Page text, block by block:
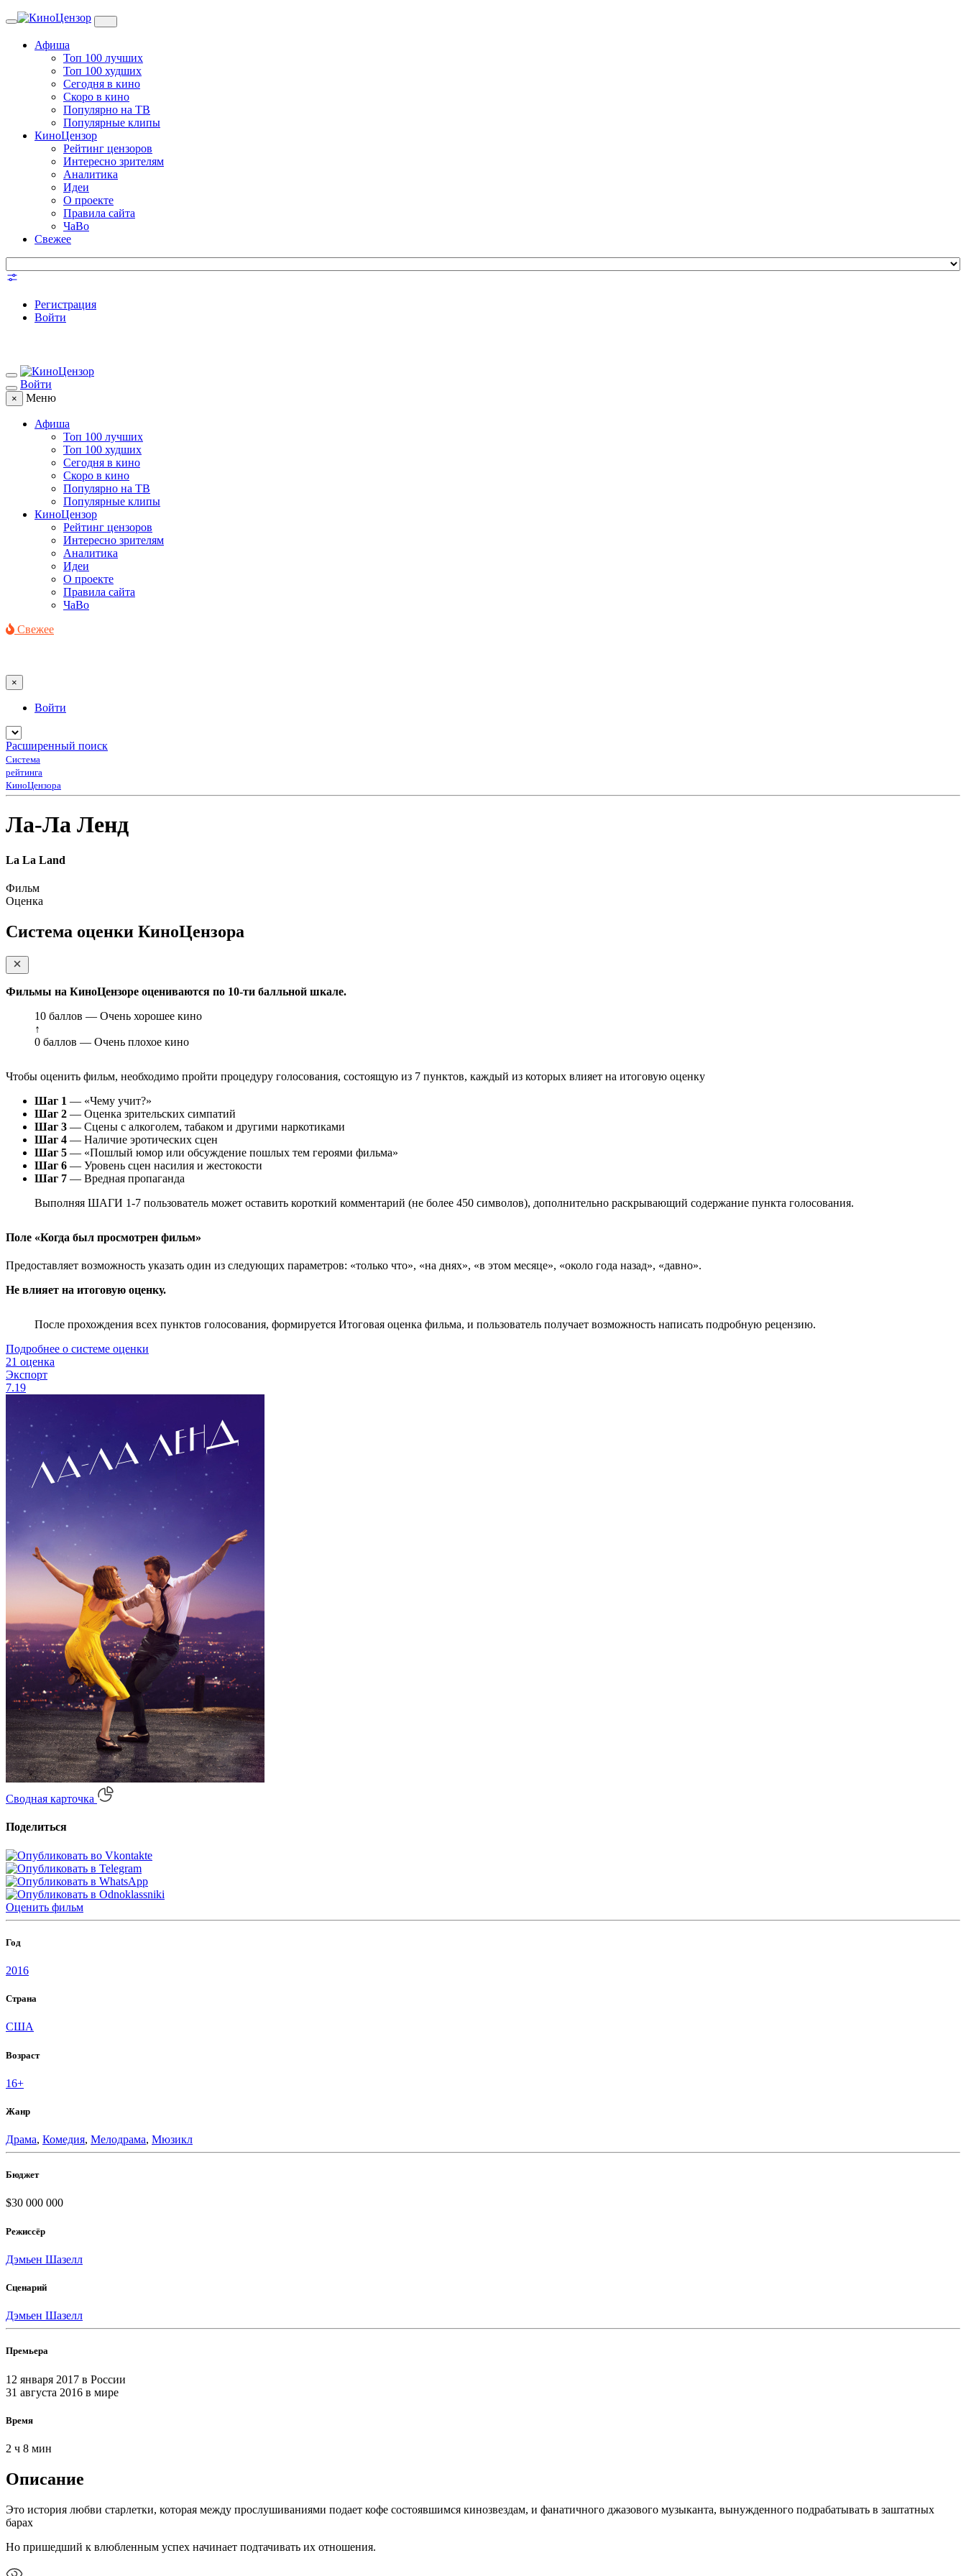
Toggle
Афиша
Топ 100 лучших
Топ 100 худших
Сегодня в кино
Скоро в кино
Популярно на ТВ
Популярные клипы
КиноЦензор
Рейтинг цензоров
Интересно зрителям
Аналитика
Идеи
О проекте
Правила сайта
ЧаВо
Свежее
Регистрация
Войти
Войти
× Меню
Афиша
Топ 100 лучших
Топ 100 худших
Сегодня в кино
Скоро в кино
Популярно на ТВ
Популярные клипы
КиноЦензор
Рейтинг цензоров
Интересно зрителям
Аналитика
Идеи
О проекте
Правила сайта
ЧаВо
Свежее
×
Войти
Расширенный поиск
Система
рейтинга
КиноЦензора
Ла-Ла Ленд
La La Land
Фильм
Оценка
Система оценки КиноЦензора
Фильмы на КиноЦензоре оцениваются по 10-ти балльной шкале.
10 баллов — Очень хорошее кино
↑
0 баллов — Очень плохое кино
Чтобы оценить фильм, необходимо пройти процедуру голосования, состоящую из 7 пунктов, каждый из которых влияет на итоговую оценку
Шаг 1 — «Чему учит?»
Шаг 2 — Оценка зрительских симпатий
Шаг 3 — Сцены с алкоголем, табаком и другими наркотиками
Шаг 4 — Наличие эротических сцен
Шаг 5 — «Пошлый юмор или обсуждение пошлых тем героями фильма»
Шаг 6 — Уровень сцен насилия и жестокости
Шаг 7 — Вредная пропаганда
Выполняя ШАГИ 1-7 пользователь может оставить короткий комментарий (не более 450 символов), дополнительно раскрывающий содержание пункта голосования.
Поле «Когда был просмотрен фильм»
Предоставляет возможность указать один из следующих параметров: «только что», «на днях», «в этом месяце», «около года назад», «давно».
Не влияет на итоговую оценку.
После прохождения всех пунктов голосования, формируется Итоговая оценка фильма, и пользователь получает возможность написать подробную рецензию.
Подробнее о системе оценки
21 оценка
Экспорт
7.19
Сводная карточка
Поделиться
Оценить фильм
Год
2016
Страна
США
Возраст
16+
Жанр
Драма, Комедия, Мелодрама, Мюзикл
Бюджет
$30 000 000
Режиссёр
Дэмьен Шазелл
Сценарий
Дэмьен Шазелл
Премьера
12 января 2017 в России
31 августа 2016 в мире
Время
2 ч 8 мин
Описание
Это история любви старлетки, которая между прослушиваниями подает кофе состоявшимся кинозвездам, и фанатичного джазового музыканта, вынужденного подрабатывать в заштатных
барах
Но пришедший к влюбленным успех начинает подтачивать их отношения.